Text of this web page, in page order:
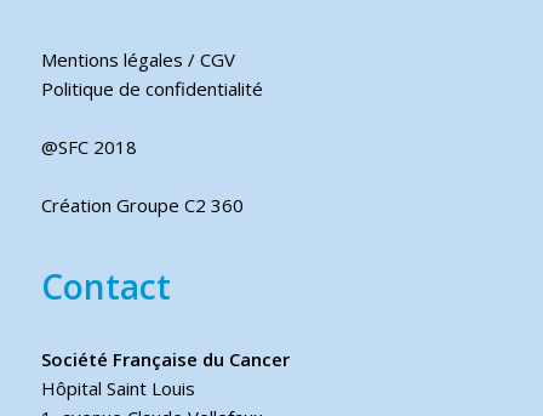
Mentions légales / CGV
Politique de confidentialité
@SFC 2018
Création Groupe C2 360
Contact
Société Française du Cancer
Hôpital Saint Louis